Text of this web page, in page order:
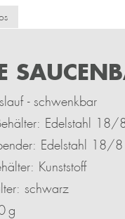
- schwenkbar
Edelstahl 18/
Edelstahl 18/8
Kunststoff
schwarz
g